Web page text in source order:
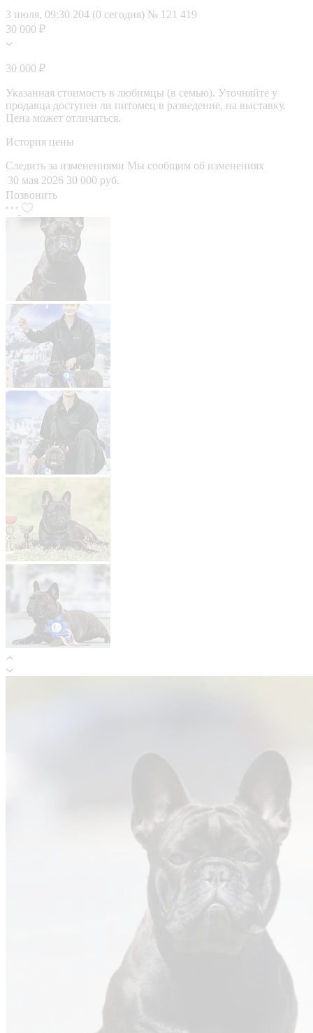
3 июля, 09:30 204 (0 сегодня) № 121 419
30 000 ₽
30 000 ₽
Указанная стоимость в любимцы (в семью). Уточняйте у
продавца доступен ли питомец в разведение, на выставку.
Цена может отличаться.
История цены
Следить за изменениями Мы сообщим об изменениях
30 мая 2026 30 000 руб.
Позвонить